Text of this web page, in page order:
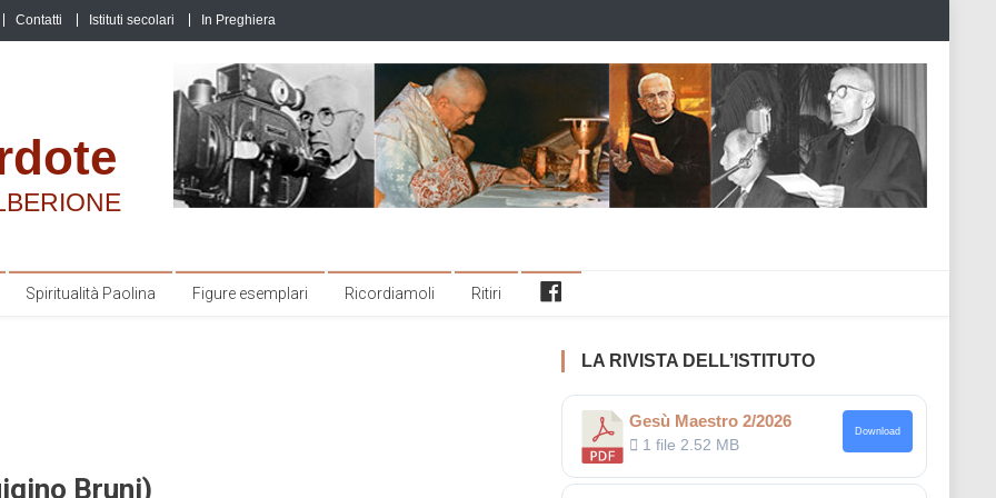
Contatti Istituti secolari In Preghiera
Spiritualità Paolina Figure esemplari Ricordiamoli Ritiri
Bruni)
LA RIVISTA DELL’ISTITUTO
Gesù Maestro 2/2026
1 file 2.52 MB
Download